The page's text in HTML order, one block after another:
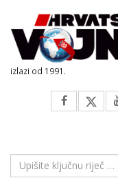
izlazi od 1991.